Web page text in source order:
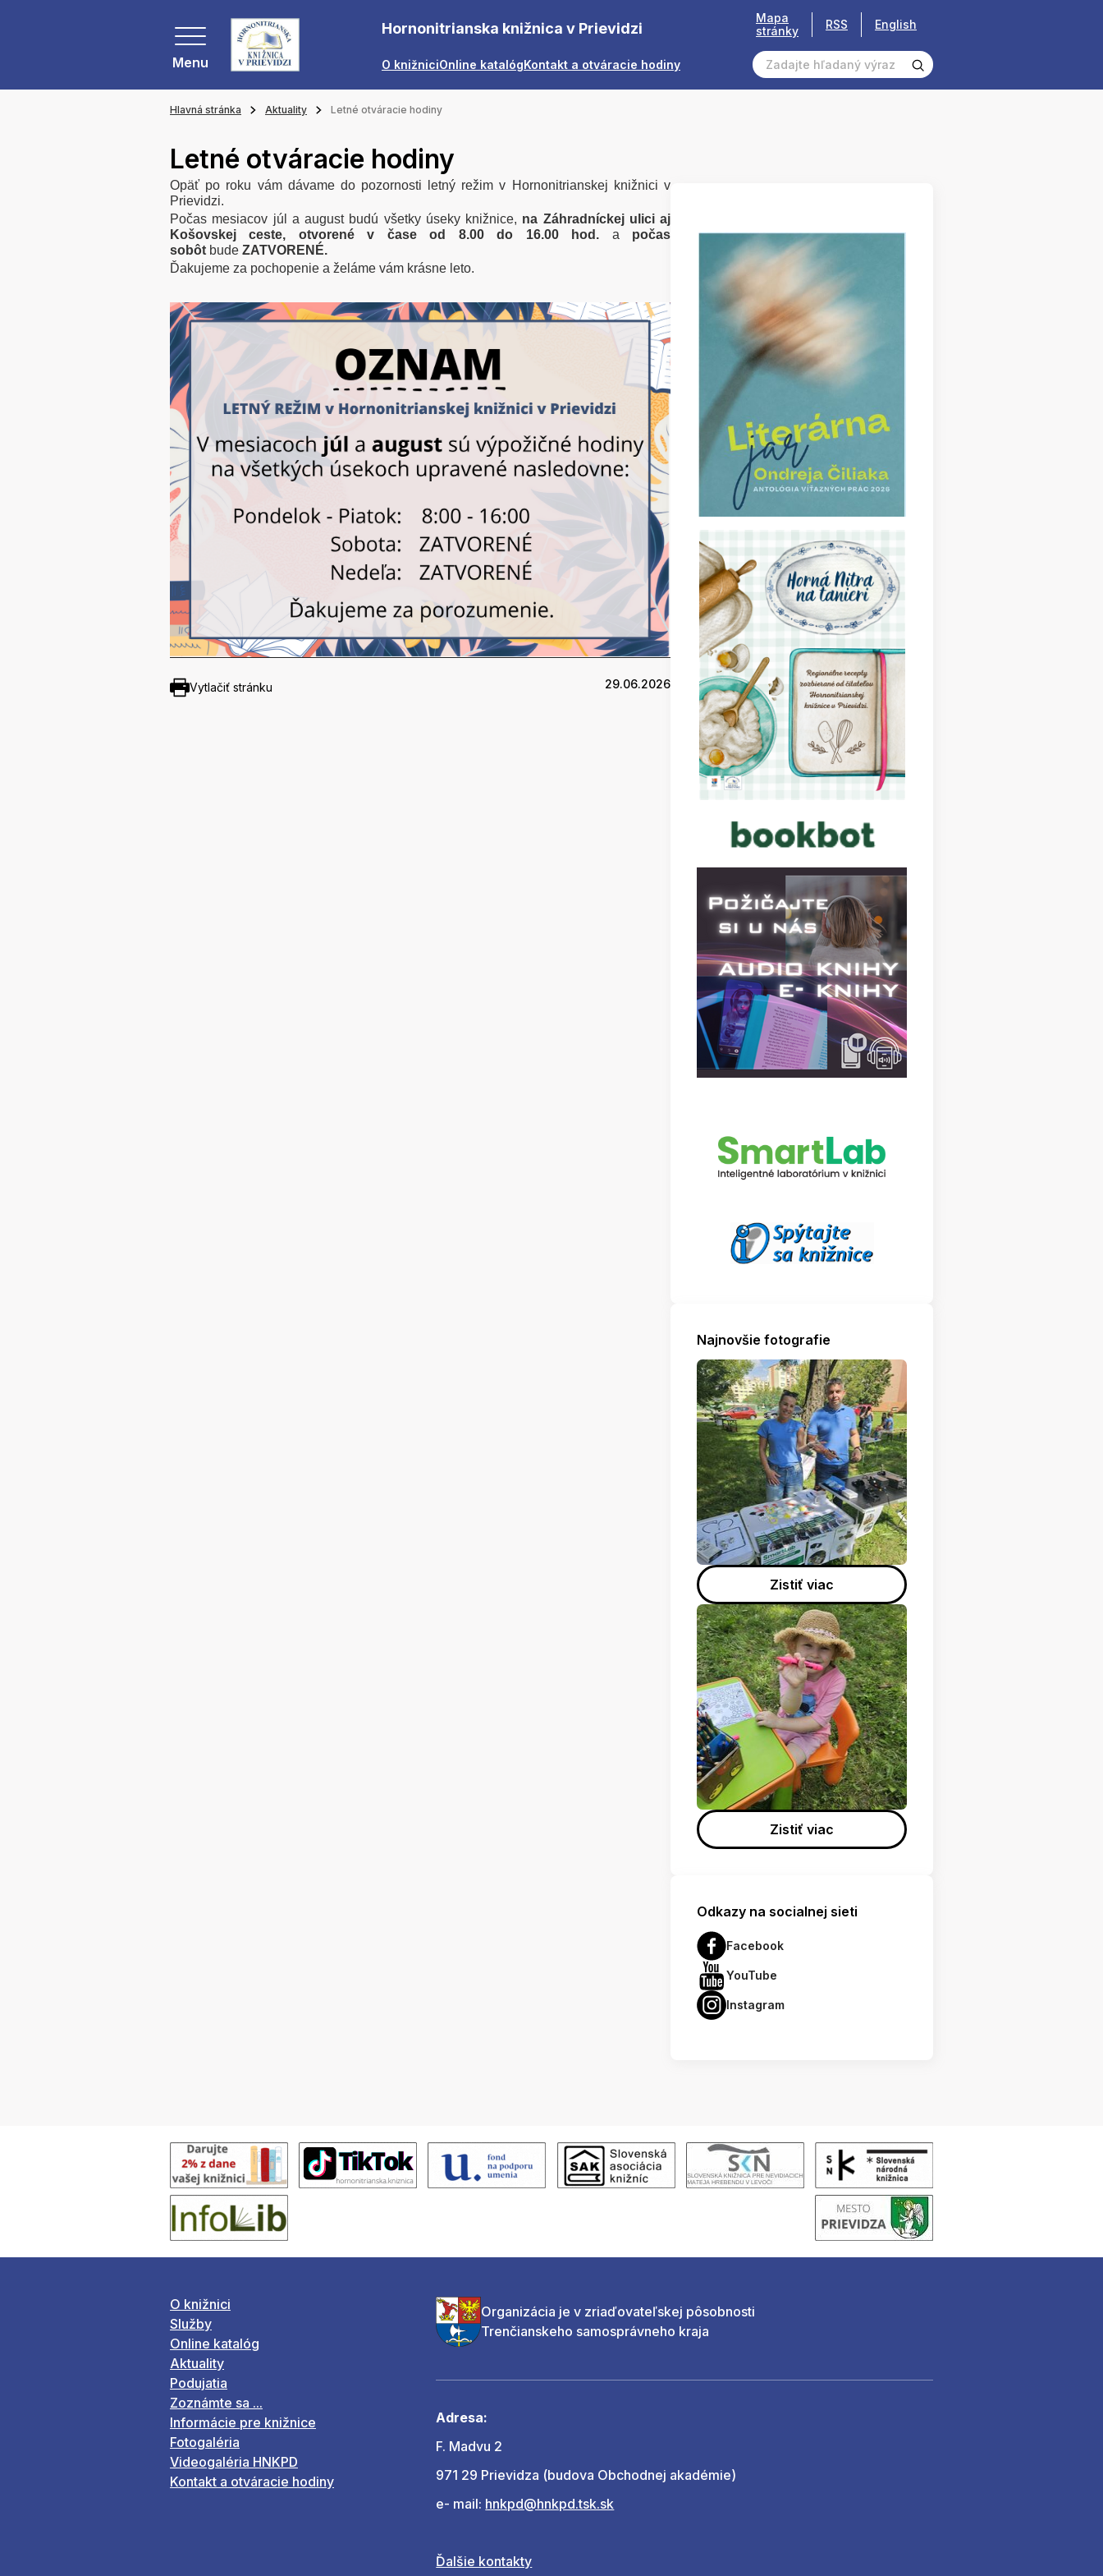
Menu
Hornonitrianska knižnica v Prievidzi
O knižniciOnline katalógKontakt a otváracie hodiny
Mapa
stránky
RSS English
Hlavná stránka Aktuality Letné otváracie hodiny
Letné otváracie hodiny
Opäť po roku vám dávame do pozornosti letný režim v Hornonitrianskej knižnici v
Prievidzi.
Počas mesiacov júl a august budú všetky úseky knižnice, na Záhradníckej ulici aj
Košovskej ceste,
otvorené v čase od 8.00 do 16.00 hod. a počas
sobôt bude ZATVORENÉ.
Ďakujeme za pochopenie a želáme vám krásne leto.
Vytlačiť stránku 29.06.2026
Najnovšie fotografie
Zistiť viac
Zistiť viac
Odkazy na socialnej sieti
Facebook
YouTube
Instagram
O knižnici
Služby
Online katalóg
Aktuality
Podujatia
Zoznámte sa ...
Informácie pre knižnice
Fotogaléria
Videogaléria HNKPD
Kontakt a otváracie hodiny
Organizácia je v zriaďovateľskej pôsobnosti
Trenčianskeho samosprávneho kraja
Adresa:
F. Madvu 2
971 29 Prievidza (budova Obchodnej akadémie)
e- mail: hnkpd@hnkpd.tsk.sk
Ďalšie kontakty